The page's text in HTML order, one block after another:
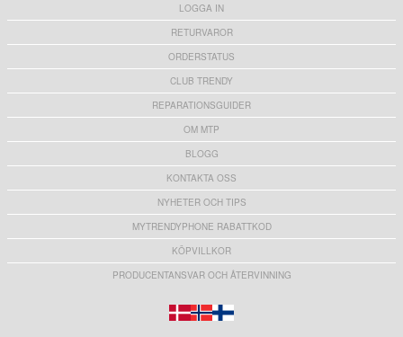
LOGGA IN
RETURVAROR
ORDERSTATUS
CLUB TRENDY
REPARATIONSGUIDER
OM MTP
BLOGG
KONTAKTA OSS
NYHETER OCH TIPS
MYTRENDYPHONE RABATTKOD
KÖPVILLKOR
PRODUCENTANSVAR OCH ÅTERVINNING